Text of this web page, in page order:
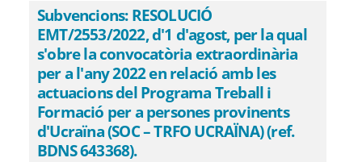
Subvencions: RESOLUCIÓ
EMT/2553/2022, d'1 d'agost, per la qual
s'obre la convocatòria extraordinària
per a l'any 2022 en relació amb les
actuacions del Programa Treball i
Formació per a persones provinents
d'Ucraïna (SOC – TRFO UCRAÏNA) (ref.
BDNS 643368).